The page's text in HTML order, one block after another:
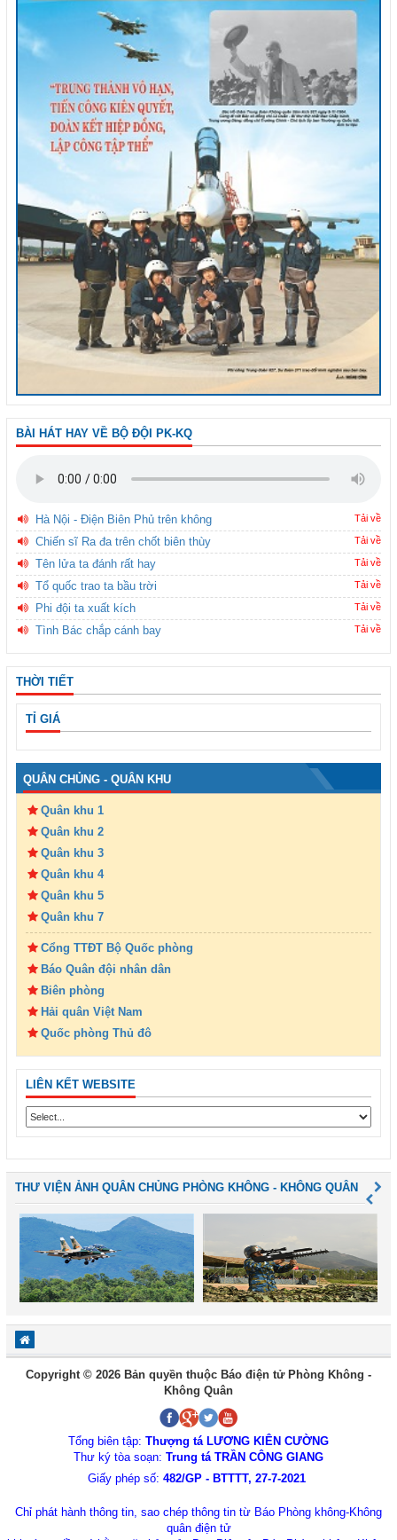
BÀI HÁT HAY VỀ BỘ ĐỘI PK-KQ
Hà Nội - Điện Biên Phủ trên không Tải về
Chiến sĩ Ra đa trên chốt biên thùy Tải về
Tên lửa ta đánh rất hay Tải về
Tổ quốc trao ta bầu trời Tải về
Phi đội ta xuất kích Tải về
Tình Bác chắp cánh bay Tải về
THỜI TIẾT
TỈ GIÁ
QUÂN CHỦNG - QUÂN KHU
Quân khu 1
Quân khu 2
Quân khu 3
Quân khu 4
Quân khu 5
Quân khu 7
Cổng TTĐT Bộ Quốc phòng
Báo Quân đội nhân dân
Biên phòng
Hải quân Việt Nam
Quốc phòng Thủ đô
LIÊN KẾT WEBSITE
THƯ VIỆN ẢNH QUÂN CHỦNG PHÒNG KHÔNG - KHÔNG QUÂN
Copyright © 2026 Bản quyền thuộc Báo điện tử Phòng Không -
Không Quân
Tổng biên tập: Thượng tá LƯƠNG KIÊN CƯỜNG
Thư ký tòa soạn: Trung tá TRẦN CÔNG GIANG
Giấy phép số: 482/GP - BTTTT, 27-7-2021
Chỉ phát hành thông tin, sao chép thông tin từ Báo Phòng không-Không
quân điện tử